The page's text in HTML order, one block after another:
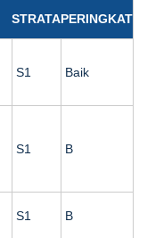
STRATAPERINGKAT
S1 Baik
S1 B
S1 B